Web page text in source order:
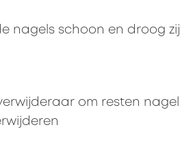
nagels schoon en droog
om resten